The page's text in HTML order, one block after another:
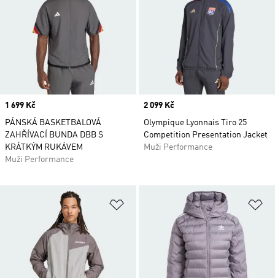
Price
1 699 Kč
PÁNSKÁ BASKETBALOVÁ
ZAHŘÍVACÍ BUNDA DBB S
KRÁTKÝM RUKÁVEM
Muži Performance
Price
2 099 Kč
Olympique Lyonnais Tiro 25
Competition Presentation Jacket
Muži Performance
Přidat do seznamu přání